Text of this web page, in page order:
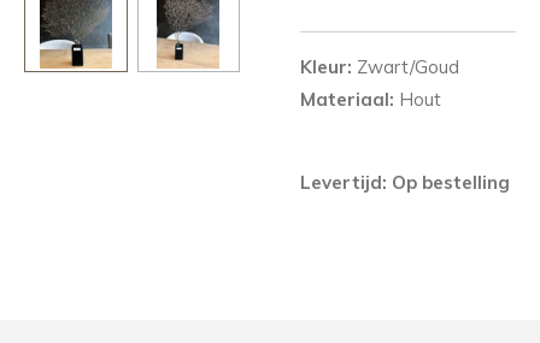
Kleur: Zwart/Goud
Materiaal: Hout
Levertijd: Op bestelling